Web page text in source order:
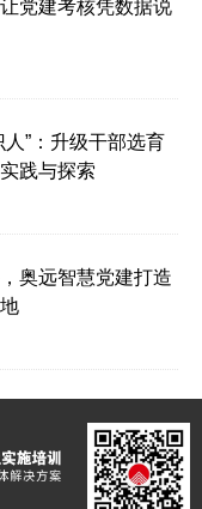
党建考核凭数据说
”：升级干部选育
践与探索
奥远智慧党建打造